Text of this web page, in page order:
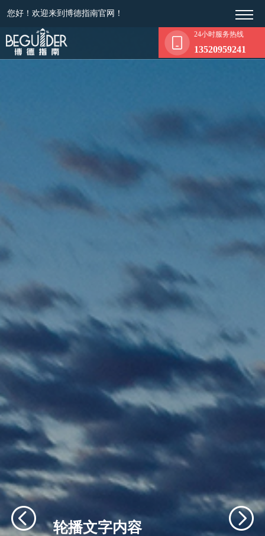
您好！欢迎来到博德指南官网！
24小时服务热线
13520959241
轮播文字内容